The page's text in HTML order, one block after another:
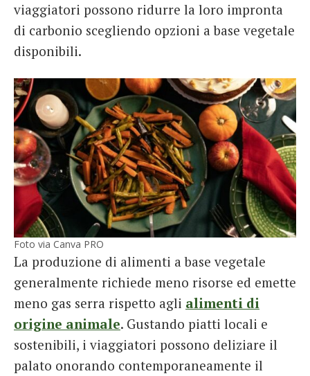
viaggiatori possono ridurre la loro impronta
di carbonio scegliendo opzioni a base vegetale
disponibili.
Foto via Canva PRO
La produzione di alimenti a base vegetale
generalmente richiede meno risorse ed emette
meno gas serra rispetto agli alimenti di
origine animale. Gustando piatti locali e
sostenibili, i viaggiatori possono deliziare il
palato onorando contemporaneamente il